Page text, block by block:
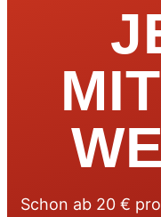
Schon ab 20 €